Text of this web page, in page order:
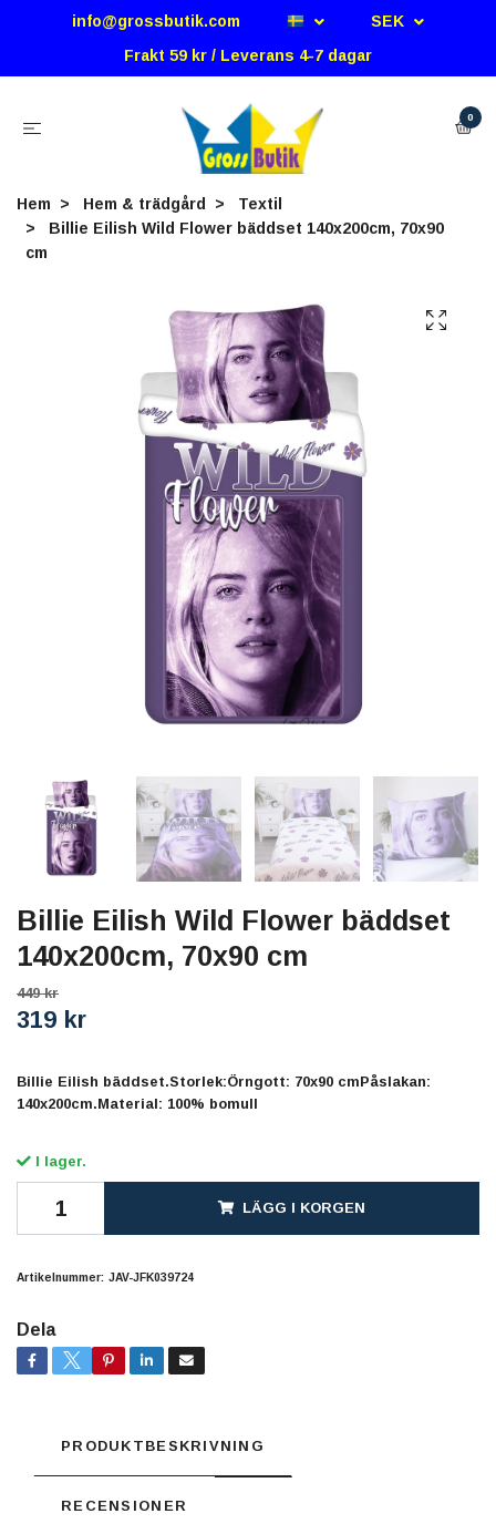
info@grossbutik.com
SEK
Frakt 59 kr / Leverans 4-7 dagar
0
Hem Hem & trädgård
Textil
Billie Eilish Wild Flower bäddset 140x200cm, 70x90
cm
Billie Eilish Wild Flower bäddset
140x200cm, 70x90 cm
449 kr
319 kr
Billie Eilish bäddset.Storlek:Örngott: 70x90 cmPåslakan:
140x200cm.Material: 100% bomull
I lager.
LÄGG I KORGEN
Artikelnummer: JAV-JFK039724
Dela
PRODUKTBESKRIVNING
RECENSIONER